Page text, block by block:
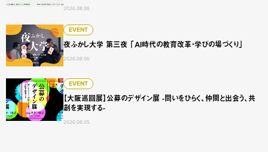
2026.08.06
EVENT
夜ふかし大学 第三夜 「AI時代の教育改革・学びの場づくり」
2026.08.06
夜ふかし大学 第三夜 「AI時代の教育改革・学びの場づくり」
EVENT
【大阪巡回展】公募のデザイン展 -問いをひらく、仲間と出会う、共
創を実現する-
2026.08.05
【大阪巡回展】公募のデザイン展 -問いをひらく、仲間と出